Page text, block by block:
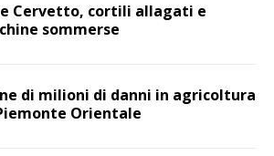
Cervetto, cortili allagati e
sommerse
di milioni di danni in agricoltura
Orientale